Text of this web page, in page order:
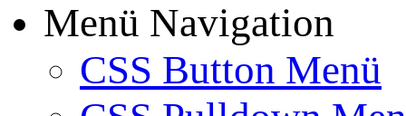
Menü Navigation
CSS Button Menü